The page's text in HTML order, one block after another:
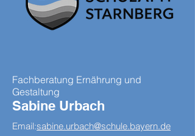
Fachberatung Ernährung und
Gestaltung
Sabine Urbach
Email:sabine.urbach@schule.bayern.de